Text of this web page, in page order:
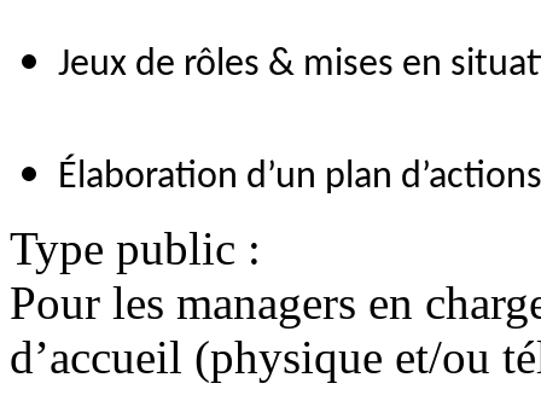
Jeux de rôles & mises en
Élaboration d’un plan
Type public :
Pour les managers en
d’accueil (physique et/ou